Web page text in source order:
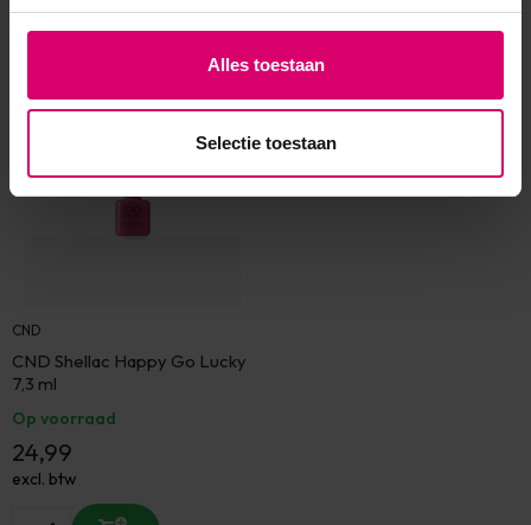
Alles toestaan
Selectie toestaan
CND
CND Shellac Happy Go Lucky
7,3 ml
Op voorraad
24,99
excl. btw